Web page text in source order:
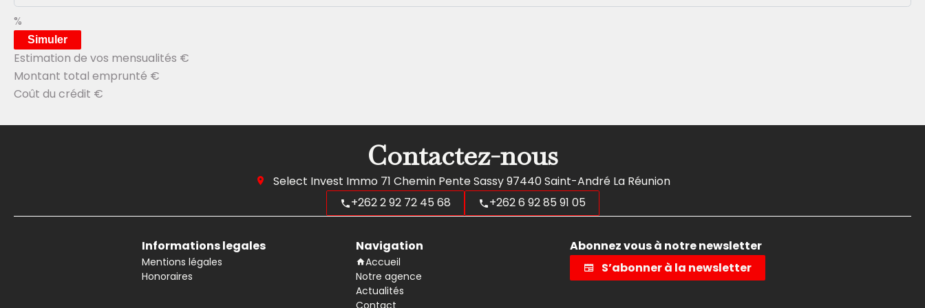
%
Simuler
Estimation de vos mensualités €
Montant total emprunté €
Coût du crédit €
Contactez-nous
Select Invest Immo 71 Chemin Pente Sassy97440Saint-André La Réunion
+262 2 92 72 45 68
+262 6 92 85 91 05
Informations legales
Mentions légales
Honoraires
Navigation
Accueil
Notre agence
Actualités
Contact
Abonnez vous à notre newsletter
S’abonner à la newsletter